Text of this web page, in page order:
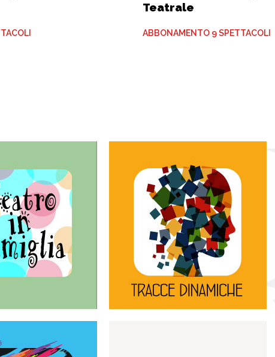
Teatrale
ABBONAMENTO 9 SPETTACOLI
in famiglia
Famiglia è una
di teatro concepita
e godere
all’intera famiglia.
Tracce dinamiche
Tracce Dinamiche è una
rassegna di teatro
d’innovazione e sperimentale.
Continua